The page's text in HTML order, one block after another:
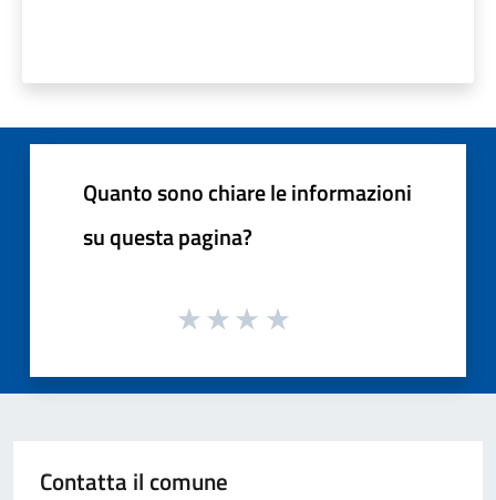
Quanto sono chiare le informazioni
su questa pagina?
Contatta il comune